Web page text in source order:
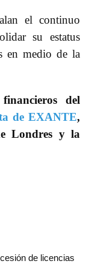
el continuo
su estatus
en medio de la
del
de EXANTE,
Londres y la
de licencias